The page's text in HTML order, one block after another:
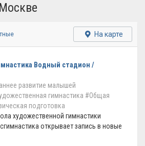
На карте
Водный стадион /
развитие малышей
гимнастика #Общая
подготовка
художественной гимнастики
открывает запись в новые